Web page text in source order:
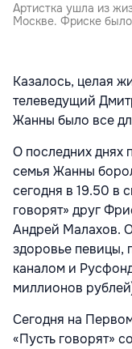
Артистка ушла из
Москве. Фриске
Казалось, целая
телеведущий
Жанны было все
О последних днях
семья Жанны
сегодня в 19.50 в
говорят» друг
Андрей Малахов.
здоровье певицы,
каналом и
миллионов
Сегодня на
«Пусть говорят»